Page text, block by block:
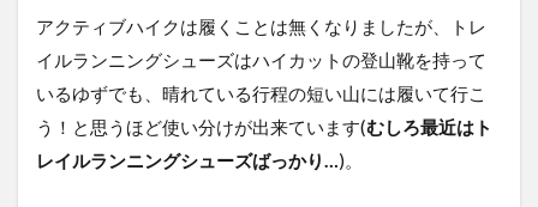
アクティブハイクは履くことは無くなりましたが、トレ
イルランニングシューズはハイカットの登山靴を持って
いるゆずでも、晴れている行程の短い山には履いて行こ
う！と思うほど使い分けが出来ています(むしろ最近はト
レイルランニングシューズばっかり…)。